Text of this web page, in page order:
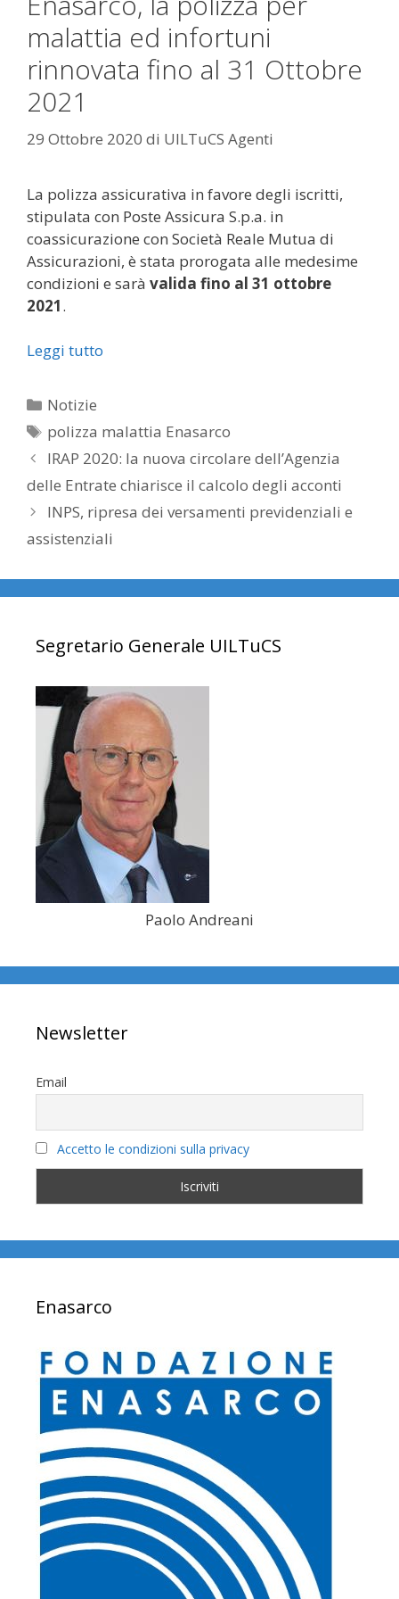
malattia ed infortuni
rinnovata fino al 31 Ottobre
2021
29 Ottobre 2020 di UILTuCS Agenti
La polizza assicurativa in favore degli iscritti,
stipulata con Poste Assicura S.p.a. in
coassicurazione con Società Reale Mutua di
Assicurazioni, è stata prorogata alle medesime
condizioni e sarà valida fino al 31 ottobre
2021.
Leggi tutto
Categorie
Notizie
Tag
polizza malattia Enasarco
IRAP 2020: la nuova circolare dell’Agenzia
delle Entrate chiarisce il calcolo degli acconti
INPS, ripresa dei versamenti previdenziali e
assistenziali
Segretario Generale UILTuCS
Paolo Andreani
Newsletter
Email
Accetto le condizioni sulla privacy
Enasarco